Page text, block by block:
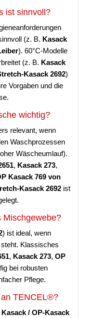
ist sinnvoll?
(z. B. Kasack
). 60°C-Modelle
(z. B. Kasack
Kasack 2692)
Vorgaben und die
wichtig?
relevant, wenn
Waschprozessen
Wäscheumlauf).
, Kasack 273,
Kasack 769 von
Kasack 2692ist
Mischgewebe?
) ist ideal, wenn
Klassisches
, Kasack 273, OP
bei robusten
Pflege.
TENCEL®?
/ OP-Kasack